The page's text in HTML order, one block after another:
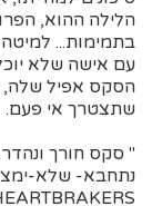
הלילה ההוא,
בתמימות...
עם אישה שלא
הסקס אפיל שלה,
שתצטרך אי פעם.
" סקס חורך
נתחבא- שלא-